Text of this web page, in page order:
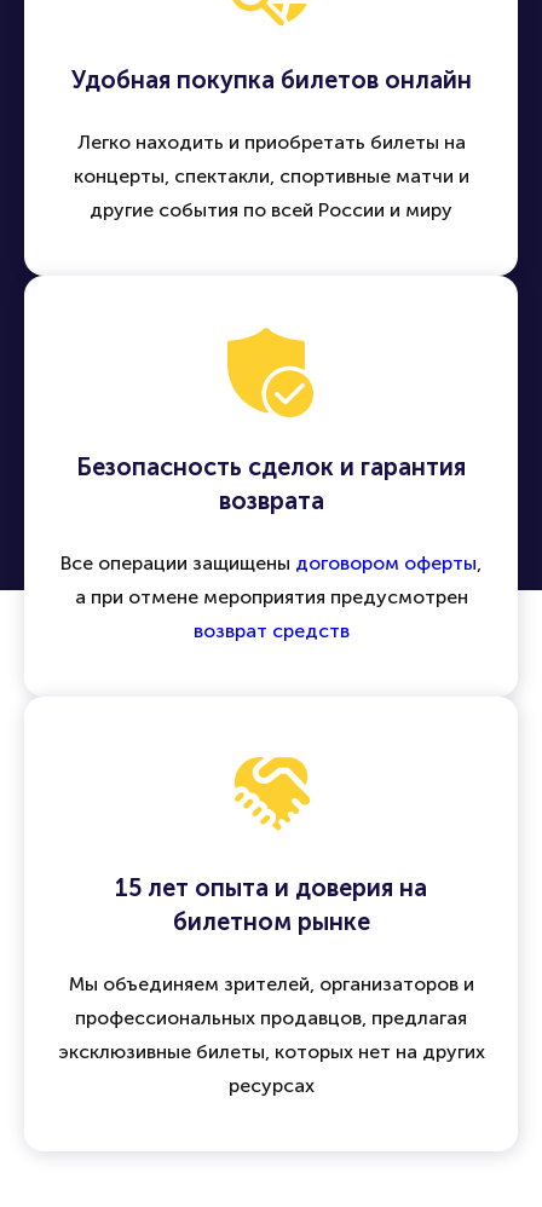
Удобная покупка билетов онлайн
Легко находить и приобретать билеты на
концерты, спектакли, спортивные матчи и
другие события по всей России и миру
Безопасность сделок и гарантия
возврата
Все операции защищены договором оферты,
а при отмене мероприятия предусмотрен
возврат средств
15 лет опыта и доверия на
билетном рынке
Мы объединяем зрителей, организаторов и
профессиональных продавцов, предлагая
эксклюзивные билеты, которых нет на других
ресурсах